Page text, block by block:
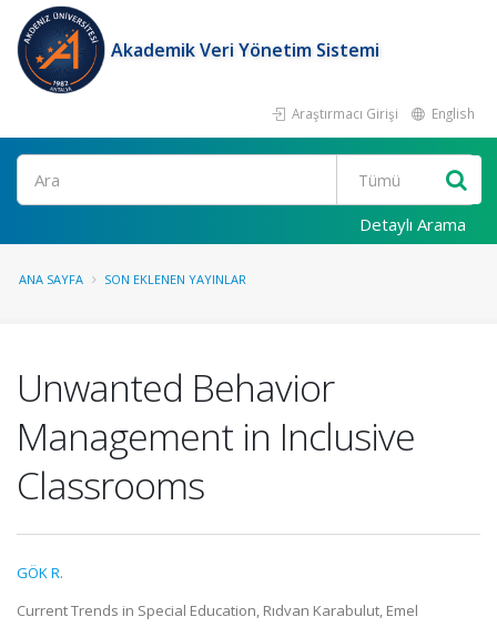
Akademik Veri Yönetim Sistemi
Araştırmacı Girişi English
Ara
Detaylı Arama
ANA SAYFA SON EKLENEN YAYINLAR
Unwanted Behavior
Management in Inclusive
Classrooms
GÖK R.
Current Trends in Special Education, Rıdvan Karabulut, Emel